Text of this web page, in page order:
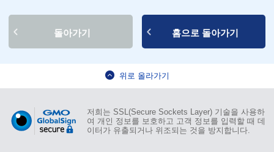
돌아가기 홈으로 돌아가기
위로 올라가기
저희는 SSL(Secure Sockets Layer) 기술을 사용하
여 개인 정보를 보호하고 고객 정보를 입력할 때 데
이터가 유출되거나 위조되는 것을 방지합니다.